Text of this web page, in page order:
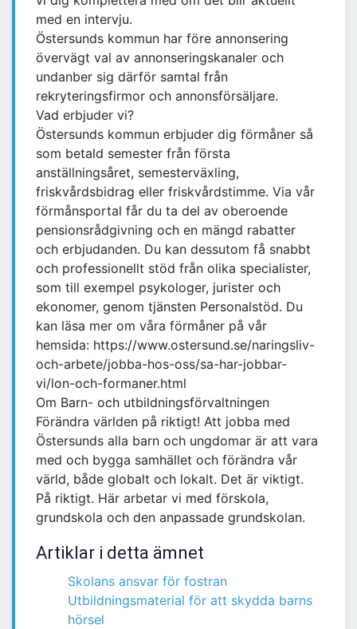
med en intervju.
Östersunds kommun har före annonsering
övervägt val av annonseringskanaler och
undanber sig därför samtal från
rekryteringsfirmor och annonsförsäljare.
Vad erbjuder vi?
Östersunds kommun erbjuder dig förmåner så
som betald semester från första
anställningsåret, semesterväxling,
friskvårdsbidrag eller friskvårdstimme. Via vår
förmånsportal får du ta del av oberoende
pensionsrådgivning och en mängd rabatter
och erbjudanden. Du kan dessutom få snabbt
och professionellt stöd från olika specialister,
som till exempel psykologer, jurister och
ekonomer, genom tjänsten Personalstöd. Du
kan läsa mer om våra förmåner på vår
hemsida: https://www.ostersund.se/naringsliv-
och-arbete/jobba-hos-oss/sa-har-jobbar-
vi/lon-och-formaner.html
Om Barn- och utbildningsförvaltningen
Förändra världen på riktigt! Att jobba med
Östersunds alla barn och ungdomar är att vara
med och bygga samhället och förändra vår
värld, både globalt och lokalt. Det är viktigt.
På riktigt. Här arbetar vi med förskola,
grundskola och den anpassade grundskolan.
Artiklar i detta ämnet
Skolans ansvar för fostran
Utbildningsmaterial för att skydda barns
hörsel